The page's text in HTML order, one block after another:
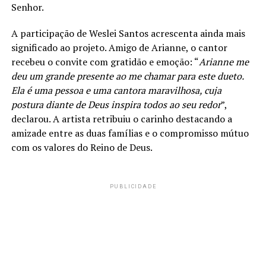
Senhor.
A participação de Weslei Santos acrescenta ainda mais
significado ao projeto. Amigo de Arianne, o cantor
recebeu o convite com gratidão e emoção: “Arianne me
deu um grande presente ao me chamar para este dueto.
Ela é uma pessoa e uma cantora maravilhosa, cuja
postura diante de Deus inspira todos ao seu redor”,
declarou. A artista retribuiu o carinho destacando a
amizade entre as duas famílias e o compromisso mútuo
com os valores do Reino de Deus.
PUBLICIDADE